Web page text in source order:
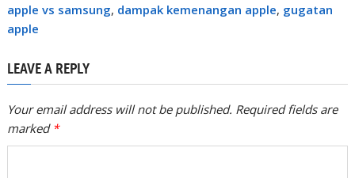
apple vs samsung, dampak kemenangan apple, gugatan
apple
LEAVE A REPLY
Your email address will not be published. Required fields are
marked *